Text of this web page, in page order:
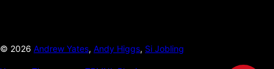
© 2026 Andrew Yates, Andy Higgs, Si Jobling